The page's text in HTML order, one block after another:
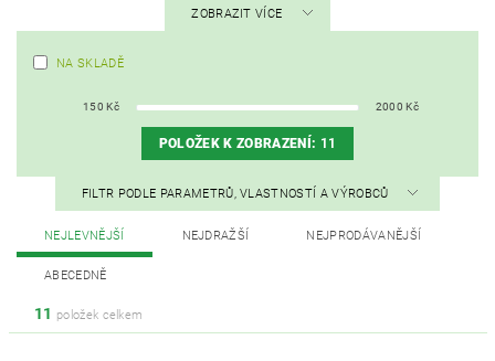
ZOBRAZIT VÍCE
NA SKLADĚ
150 Kč 2000 Kč
POLOŽEK K ZOBRAZENÍ: 11
FILTR PODLE PARAMETRŮ, VLASTNOSTÍ A VÝROBCŮ
NEJLEVNĚJŠÍ NEJDRAŽŠÍ NEJPRODÁVANĚJŠÍ
ABECEDNĚ
11 položek celkem